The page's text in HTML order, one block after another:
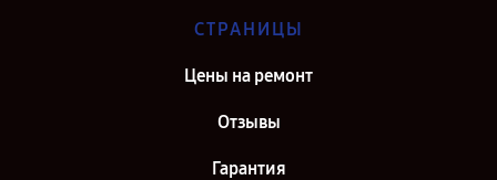
СТРАНИЦЫ
Цены на ремонт
Отзывы
Гарантия